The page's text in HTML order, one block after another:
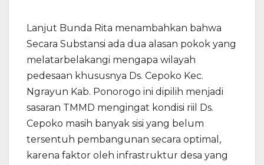
Lanjut Bunda Rita menambahkan bahwa
Secara Substansi ada dua alasan pokok yang
melatarbelakangi mengapa wilayah
pedesaan khususnya Ds. Cepoko Kec.
Ngrayun Kab. Ponorogo ini dipilih menjadi
sasaran TMMD mengingat kondisi riil Ds.
Cepoko masih banyak sisi yang belum
tersentuh pembangunan secara optimal,
karena faktor oleh infrastruktur desa yang